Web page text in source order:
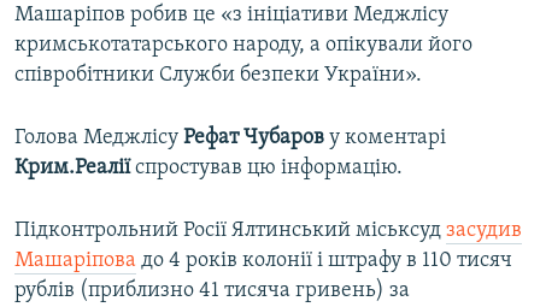
Машаріпов робив це «з ініціативи Меджлісу
кримськотатарського народу, а опікували його
співробітники Служби безпеки України».
Голова Меджлісу Рефат Чубаров у коментарі
Крим.Реаліїспростував цю інформацію.
Підконтрольний Росії Ялтинський міськсуд засудив
Машаріпова до 4 років колонії і штрафу в 110 тисяч
рублів (приблизно 41 тисяча гривень) за